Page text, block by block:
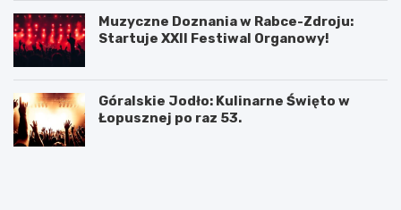
Muzyczne Doznania w Rabce-Zdroju:
Startuje XXII Festiwal Organowy!
Góralskie Jodło: Kulinarne Święto w
Łopusznej po raz 53.
P
P